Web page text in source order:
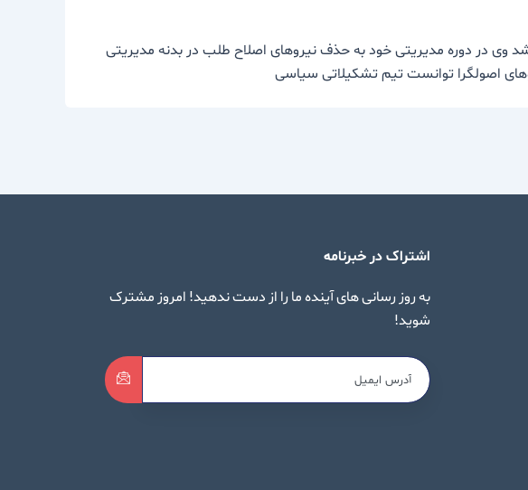
وی در دوره مدیریتی خود به حذف نیروهای اصلاح طلب در بدنه مدیریتی
اشتراک در خبرنامه
به روز رسانی های آینده ما را از دست ندهید! امروز مشترک
شوید!